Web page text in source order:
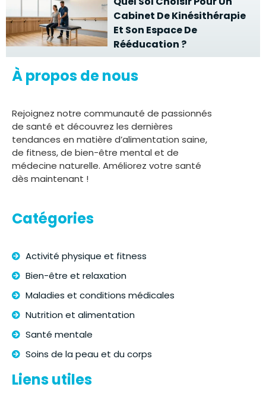
Cabinet De Kinésithérapie
Et Son Espace De
Rééducation ?
À propos de nous
Rejoignez notre communauté de passionnés
de santé et découvrez les dernières
tendances en matière d’alimentation saine,
de fitness, de bien-être mental et de
médecine naturelle. Améliorez votre santé
dès maintenant !
Catégories
Activité physique et fitness
Bien-être et relaxation
Maladies et conditions médicales
Nutrition et alimentation
Santé mentale
Soins de la peau et du corps
Liens utiles